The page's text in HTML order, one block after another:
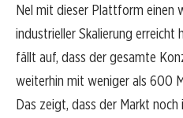
Nel mit dieser Plattform einen
industrieller Skalierung erreicht
fällt auf, dass der gesamte
weiterhin mit weniger als 600
Das zeigt, dass der Markt